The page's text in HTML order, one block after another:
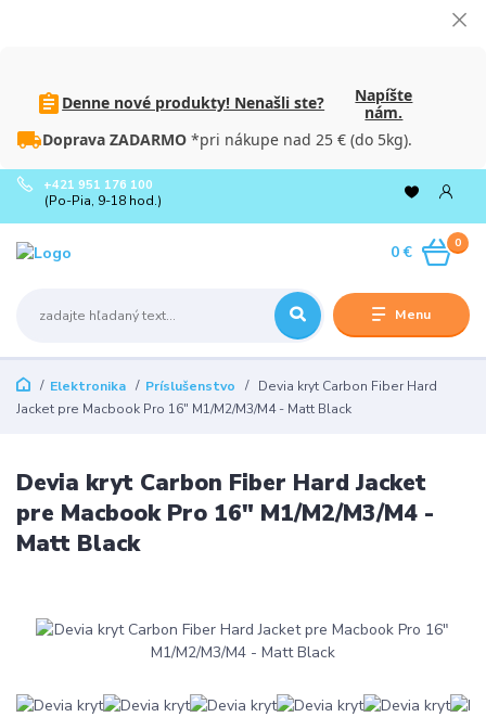
Denne nové produkty! Nenašli ste?
Napíšte
nám.
Doprava ZADARMO *pri nákupe nad 25 € (do 5kg).
Menu
+421 951 176 100
(Po-Pia, 9-18 hod.)
0
0 €
Elektronika Príslušenstvo
Devia kryt Carbon Fiber Hard
Jacket pre Macbook Pro 16" M1/M2/M3/M4 - Matt Black
Devia kryt Carbon Fiber Hard Jacket
pre Macbook Pro 16" M1/M2/M3/M4 -
Matt Black